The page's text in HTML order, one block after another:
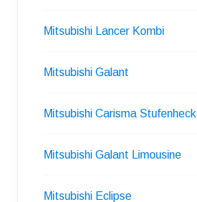
Mitsubishi Lancer Kombi
Mitsubishi Galant
Mitsubishi Carisma Stufenheck
Mitsubishi Galant Limousine
Mitsubishi Eclipse